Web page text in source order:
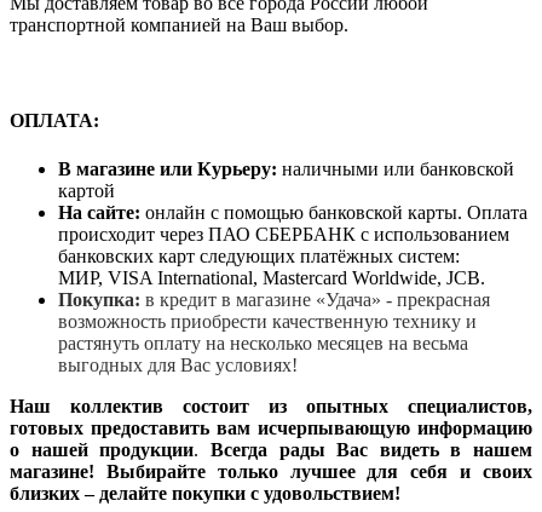
транспортной компанией на Ваш выбор.
ОПЛАТА:
В магазине или Курьеру: наличными или банковской
картой
На сайте: онлайн с помощью банковской карты. Оплата
происходит через ПАО СБЕРБАНК с использованием
банковских карт следующих платёжных систем:
МИР, VISA International, Mastercard Worldwide, JCB.
Покупка: в кредит в магазине «Удача» - прекрасная
возможность приобрести качественную технику и
растянуть оплату на несколько месяцев на весьма
выгодных для Вас условиях!
Наш коллектив состоит из опытных специалистов,
готовых предоставить вам исчерпывающую информацию
о нашей продукции. Всегда рады Вас видеть в нашем
магазине! Выбирайте только лучшее для себя и своих
близких – делайте покупки с удовольствием!